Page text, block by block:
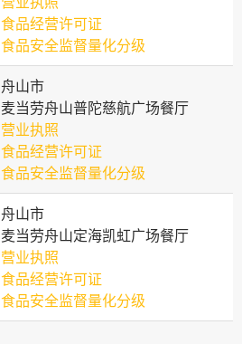
食品经营许可证
食品安全监督量化分级
舟山市
麦当劳舟山普陀慈航广场餐厅
营业执照
食品经营许可证
食品安全监督量化分级
舟山市
麦当劳舟山定海凯虹广场餐厅
营业执照
食品经营许可证
食品安全监督量化分级